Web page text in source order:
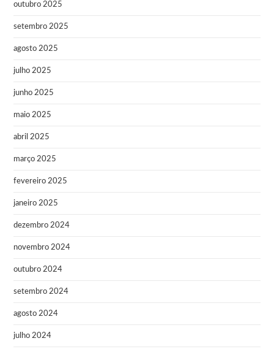
outubro 2025
setembro 2025
agosto 2025
julho 2025
junho 2025
maio 2025
abril 2025
março 2025
fevereiro 2025
janeiro 2025
dezembro 2024
novembro 2024
outubro 2024
setembro 2024
agosto 2024
julho 2024